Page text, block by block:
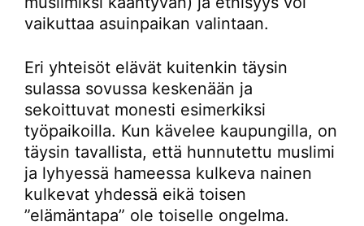
vaikuttaa asuinpaikan valintaan.
Eri yhteisöt elävät kuitenkin täysin
sulassa sovussa keskenään ja
sekoittuvat monesti esimerkiksi
työpaikoilla. Kun kävelee kaupungilla, on
täysin tavallista, että hunnutettu muslimi
ja lyhyessä hameessa kulkeva nainen
kulkevat yhdessä eikä toisen
”elämäntapa” ole toiselle ongelma.